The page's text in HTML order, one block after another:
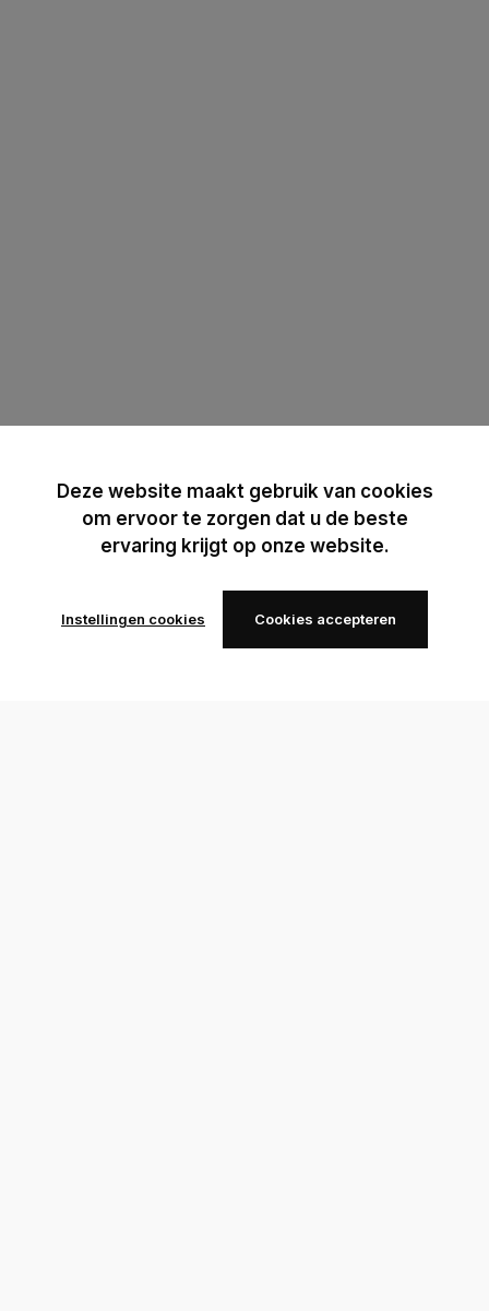
Deze website maakt gebruik van cookies
om ervoor te zorgen dat u de beste
ervaring krijgt op onze website.
Instellingen cookies Cookies accepteren